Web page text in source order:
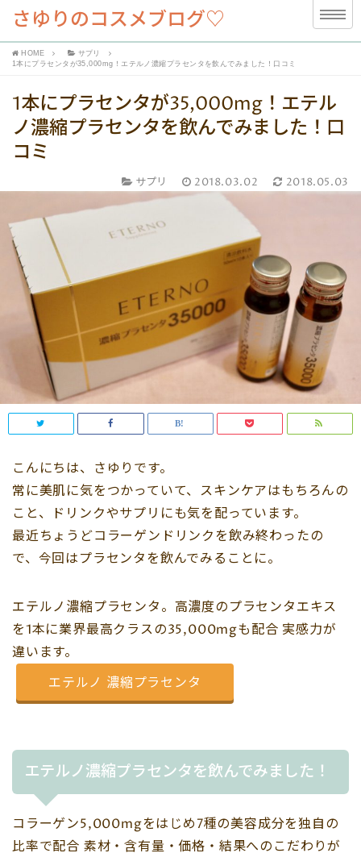
さゆりのコスメブログ♡
HOME
サプリ
1本にプラセンタが35,000mg！エテルノ濃縮プラセンタを飲んでみました！口コミ
1本にプラセンタが35,000mg！エテル
ノ濃縮プラセンタを飲んでみました！口
コミ
サプリ 2018.03.02 2018.05.03
こんにちは、さゆりです。
常に美肌に気をつかっていて、スキンケアはもちろんの
こと、ドリンクやサプリにも気を配っています。
最近ちょうどコラーゲンドリンクを飲み終わったの
で、今回はプラセンタを飲んでみることに。
エテルノ濃縮プラセンタ。高濃度のプラセンタエキス
を1本に業界最高クラスの35,000mgも配合 実感力が
違います。
エテルノ 濃縮プラセンタ
エテルノ濃縮プラセンタを飲んでみました！
コラーゲン5,000mgをはじめ7種の美容成分を独自の
比率で配合 素材・含有量・価格・結果へのこだわりが